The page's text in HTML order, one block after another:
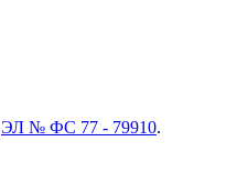
ЭЛ № ФС 77 - 79910.